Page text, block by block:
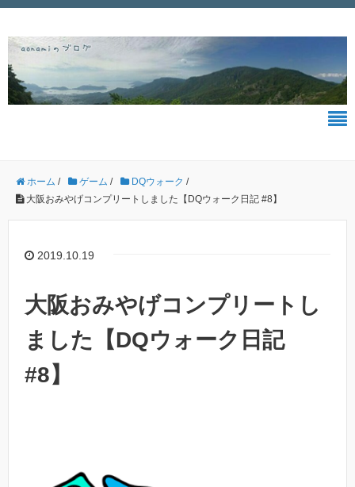
ホーム / ゲーム / DQウォーク /
大阪おみやげコンプリートしました【DQウォーク日記 #8】
2019.10.19
大阪おみやげコンプリートし
ました【DQウォーク日記
#8】